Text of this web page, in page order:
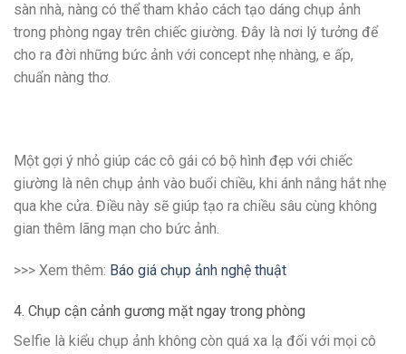
sàn nhà, nàng có thể tham khảo cách tạo dáng chụp ảnh
trong phòng ngay trên chiếc giường. Đây là nơi lý tưởng để
cho ra đời những bức ảnh với concept nhẹ nhàng, e ấp,
chuẩn nàng thơ.
Một gợi ý nhỏ giúp các cô gái có bộ hình đẹp với chiếc
giường là nên chụp ảnh vào buổi chiều, khi ánh nắng hắt nhẹ
qua khe cửa. Điều này sẽ giúp tạo ra chiều sâu cùng không
gian thêm lãng mạn cho bức ảnh.
>>> Xem thêm: Báo giá chụp ảnh nghệ thuật
4. Chụp cận cảnh gương mặt ngay trong phòng
Selfie là kiểu chụp ảnh không còn quá xa lạ đối với mọi cô